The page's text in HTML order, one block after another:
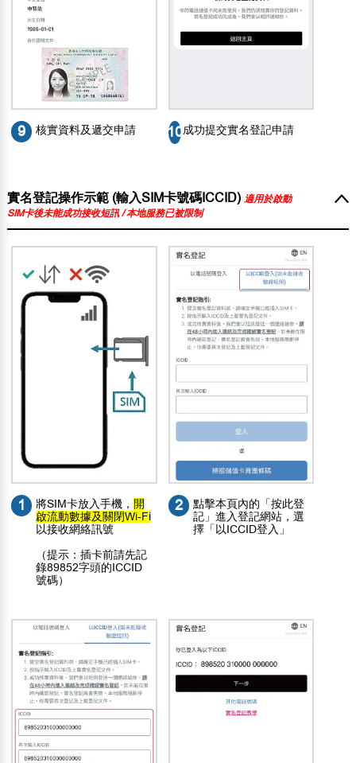
9 核實資料及遞交申請 10 成功提交實名登記申請
實名登記操作示範 (輸入SIM卡號碼ICCID) 適用於啟動
SIM卡後未能成功接收短訊 / 本地服務已被限制
1 將SIM卡放入手機， 開
啟流動數據及關閉Wi-Fi
以接收網絡訊號
（提示：插卡前請先記
錄89852字頭的ICCID
號碼）
2
點擊本頁內的「按此登
記」進入登記網站，選
擇「以ICCID登入」